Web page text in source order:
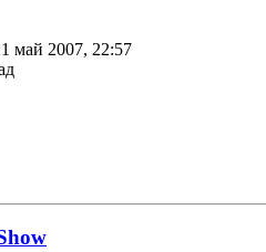
май 2007, 22:57